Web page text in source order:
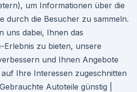
um Informationen über die
durch die Besucher zu sammeln.
uns dabei, Ihnen das
Erlebnis zu bieten, unsere
und Ihnen Angebote
Ihre Interessen zugeschnitten
Autoteile günstig |